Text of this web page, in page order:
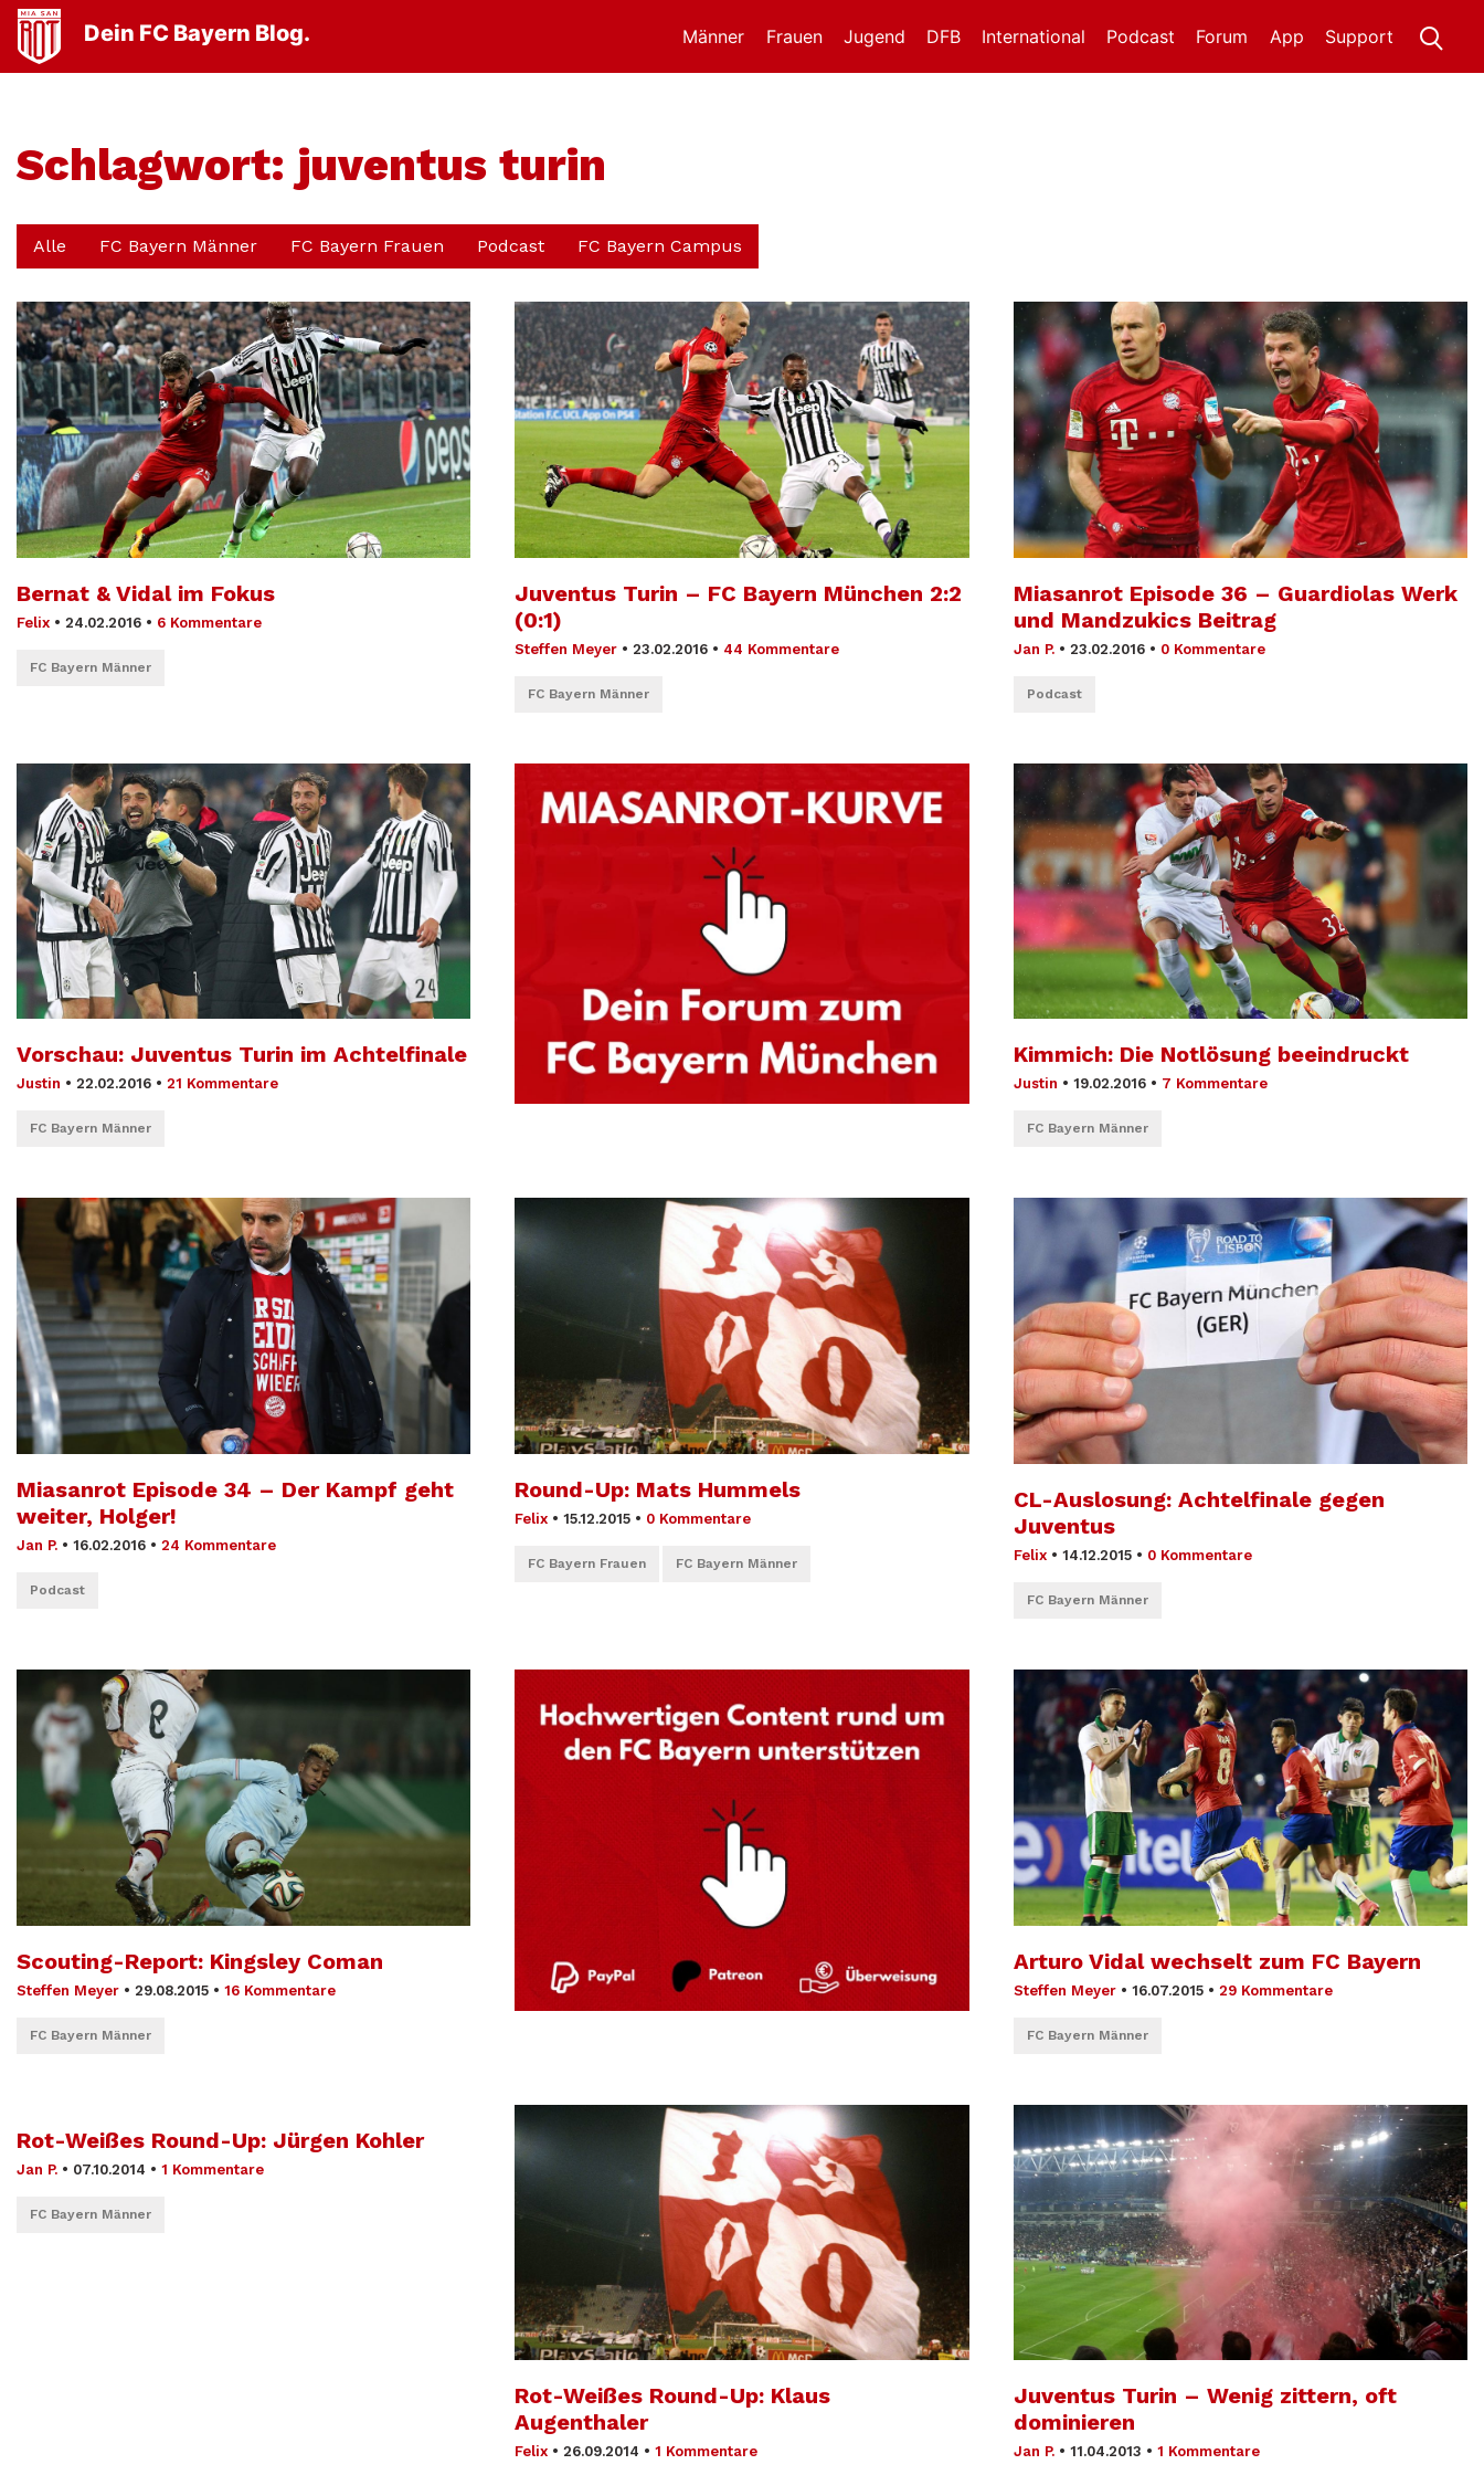
Dein FC Bayern Blog. Männer Frauen Jugend DFB International Support
App
Forum
Podcast
Schlagwort: juventus turin
Alle FC Bayern Männer FC Bayern Frauen Podcast FC Bayern Campus
Bernat & Vidal im Fokus
Felix • 24.02.2016 • 6 Kommentare
FC Bayern Männer
Juventus Turin – FC Bayern München 2:2
(0:1)
Steffen Meyer • 23.02.2016 • 44 Kommentare
FC Bayern Männer
Miasanrot Episode 36 – Guardiolas Werk
und Mandzukics Beitrag
Jan P. • 23.02.2016 • 0 Kommentare
Podcast
Vorschau: Juventus Turin im Achtelfinale
Justin • 22.02.2016 • 21 Kommentare
FC Bayern Männer
Kimmich: Die Notlösung beeindruckt
Justin • 19.02.2016 • 7 Kommentare
FC Bayern Männer
Miasanrot Episode 34 – Der Kampf geht
weiter, Holger!
Jan P. • 16.02.2016 • 24 Kommentare
Podcast
Round-Up: Mats Hummels
Felix • 15.12.2015 • 0 Kommentare
FC Bayern Frauen FC Bayern Männer
CL-Auslosung: Achtelfinale gegen
Juventus
Felix • 14.12.2015 • 0 Kommentare
FC Bayern Männer
Scouting-Report: Kingsley Coman
Steffen Meyer • 29.08.2015 • 16 Kommentare
FC Bayern Männer
Arturo Vidal wechselt zum FC Bayern
Steffen Meyer • 16.07.2015 • 29 Kommentare
FC Bayern Männer
Rot-Weißes Round-Up: Jürgen Kohler
Jan P. • 07.10.2014 • 1 Kommentare
FC Bayern Männer
Rot-Weißes Round-Up: Klaus
Augenthaler
Felix • 26.09.2014 • 1 Kommentare
Juventus Turin – Wenig zittern, oft
dominieren
Jan P. • 11.04.2013 • 1 Kommentare